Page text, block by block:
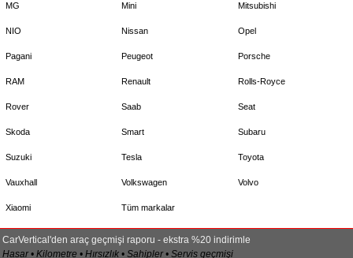
MG Mini Mitsubishi
NIO Nissan Opel
Pagani Peugeot Porsche
RAM Renault Rolls-Royce
Rover Saab Seat
Skoda Smart Subaru
Suzuki Tesla Toyota
Vauxhall Volkswagen Volvo
Xiaomi Tüm markalar
CarVertical'den araç geçmişi raporu - ekstra %20 indirimle
Hasar • Kilometre • Hırsızlık • Sahipler • Servis geçmişi